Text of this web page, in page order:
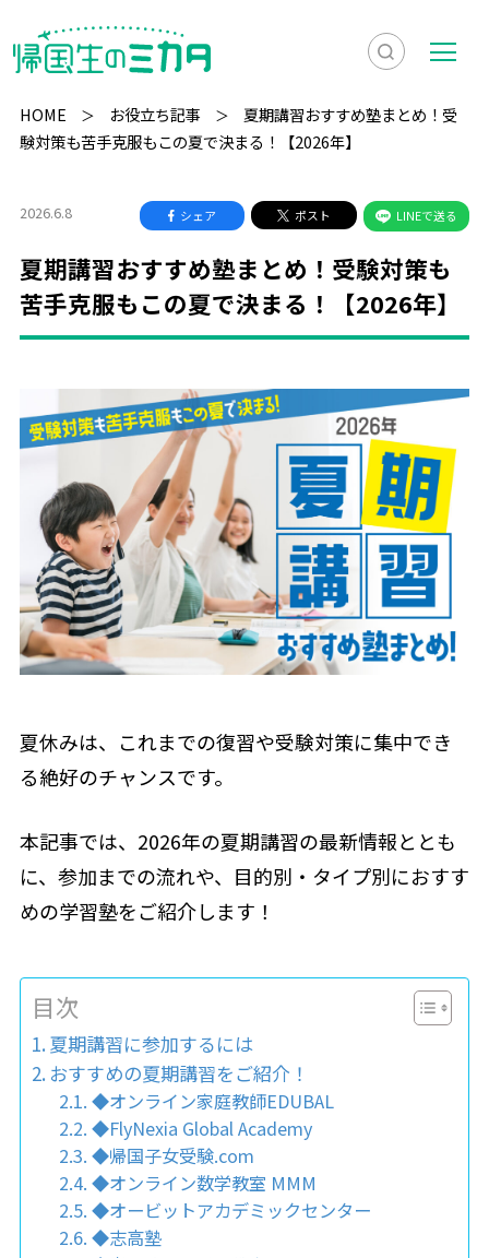
検
索
示
メ
ニ
HOME お役立ち記事
夏期講習おすすめ塾まとめ！受
験対策も苦手克服もこの夏で決まる！【2026年】
2026.6.8 シェア ポスト LINEで送る
夏期講習おすすめ塾まとめ！受験対策も
苦手克服もこの夏で決まる！【2026年】
夏休みは、これまでの復習や受験対策に集中でき
る絶好のチャンスです。
本記事では、2026年の夏期講習の最新情報ととも
に、参加までの流れや、目的別・タイプ別におすす
めの学習塾をご紹介します！
目次
夏期講習に参加するには
おすすめの夏期講習をご紹介！
◆オンライン家庭教師EDUBAL
◆FlyNexia Global Academy
◆帰国子女受験.com
◆オンライン数学教室 MMM
◆オービットアカデミックセンター
◆志高塾